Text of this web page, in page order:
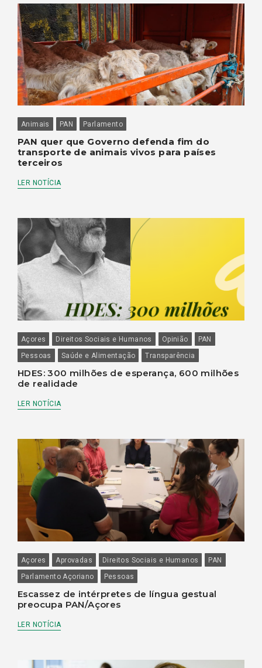
Animais PAN Parlamento
PAN quer que Governo defenda fim do
transporte de animais vivos para países
terceiros
LER NOTÍCIA
Açores Direitos Sociais e Humanos Opinião
PAN
Pessoas
Saúde e Alimentação Transparência
HDES: 300 milhões de esperança, 600 milhões
de realidade
LER NOTÍCIA
Açores Aprovadas Direitos Sociais e Humanos
PAN
Parlamento Açoriano
Pessoas
Escassez de intérpretes de língua gestual
preocupa PAN/Açores
LER NOTÍCIA